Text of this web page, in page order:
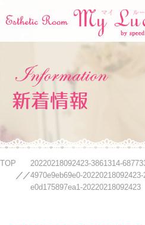
新着情報
TOP
20220218092423-3861314-
4970e9eb69e0-
e0d175897ea1-20220218092423